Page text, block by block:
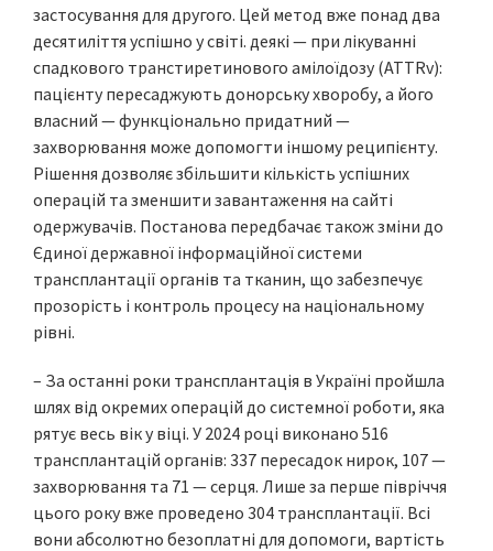
застосування для другого. Цей метод вже понад два
десятиліття успішно у світі. деякі — при лікуванні
спадкового транстиретинового амілоїдозу (ATTRv):
пацієнту пересаджують донорську хворобу, а його
власний — функціонально придатний —
захворювання може допомогти іншому реципієнту.
Рішення дозволяє збільшити кількість успішних
операцій та зменшити завантаження на сайті
одержувачів. Постанова передбачає також зміни до
Єдиної державної інформаційної системи
трансплантації органів та тканин, що забезпечує
прозорість і контроль процесу на національному
рівні.
– За останні роки трансплантація в Україні пройшла
шлях від окремих операцій до системної роботи, яка
рятує весь вік у віці. У 2024 році виконано 516
трансплантацій органів: 337 пересадок нирок, 107 —
захворювання та 71 — серця. Лише за перше півріччя
цього року вже проведено 304 трансплантації. Всі
вони абсолютно безоплатні для допомоги, вартість